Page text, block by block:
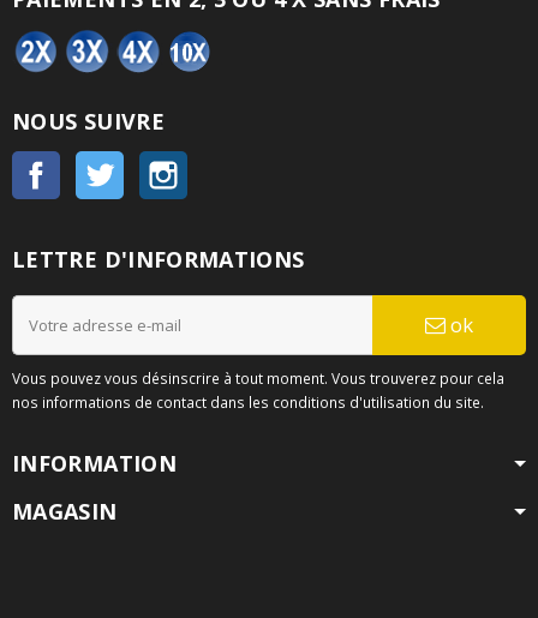
NOUS SUIVRE
Facebook Twitter
LETTRE D'INFORMATIONS
ok
Vous pouvez vous désinscrire à tout moment. Vous trouverez pour cela
nos informations de contact dans les conditions d'utilisation du site.
INFORMATION
MAGASIN